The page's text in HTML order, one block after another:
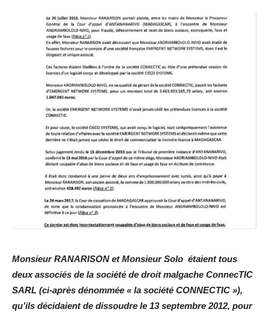
Monsieur RANARISON et Monsieur Solo étaient tous
deux associés de la société de droit malgache ConnecTIC
SARL (ci-après dénommée « la société CONNECTIC »),
qu’ils décidaient de dissoudre le 13 septembre 2012, pour